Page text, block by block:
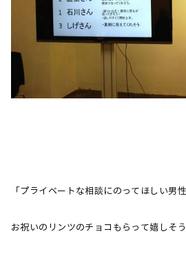
「プライベートな相談にのってほしい男
お祝いのリンツのチョコもらって嬉しそ